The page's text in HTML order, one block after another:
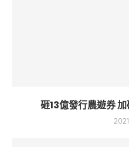
砸13億發行農遊券